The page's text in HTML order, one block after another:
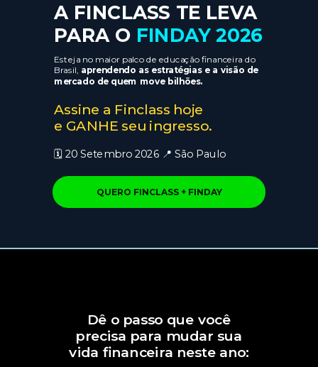
Dê o passo que você
precisa para mudar sua
vida financeira neste ano:
Esteja no maior palco de educação financeira do
Brasil, aprendendo as estratégias e a visão de
mercado de quem move bilhões.
A FINCLASS TE LEVA
PARA O FINDAY 2026
Assine a Finclass hoje
e GANHE seu ingresso.
🗓️ 20 Setembro 2026 📍 São Paulo
QUERO FINCLASS + FINDAY